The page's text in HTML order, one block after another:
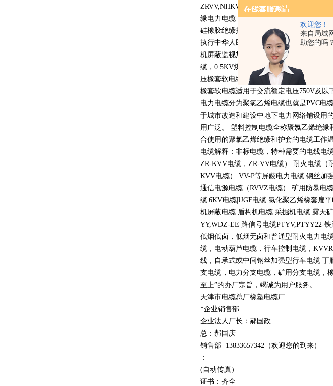
欢迎您！
来自局域
助您的吗
ZRVV,NHKVV阻燃耐火电力电缆，
缘电力电缆，VV22低压交联聚乙烯绝缘电
硅橡胶绝缘控制电缆，VV聚氯乙烯、YJV
执行中华人民共和国煤炭行业标准MT818-
机屏蔽监视加强型软电缆，3.3KV
缆， 0.5KV煤矿用电钻电缆，煤矿用移动
压橡套软电缆和750V 通用橡套软电缆。高
橡套软电缆适用于交流额定电压750V及以
电力电缆分为聚氯乙烯电缆也就是PVC电
于城市改造和建设中地下电力网络铺设用
用广泛。 塑料控制电缆全称聚氯乙烯绝缘
合使用的聚氯乙烯绝缘和护套的电缆工作
电缆解释：非标电缆，特种需要的电线电
ZR-KVV电缆， ZR-VV电缆） 耐火电缆（
KVV电缆） VV-P等屏蔽电力电缆 钢丝加
通信电源电缆（RVVZ电缆） 矿用防暴电
缆 |6KV电缆 |UGF电缆 氯化聚乙烯橡套扁
机屏蔽电缆 盾构机电缆 采掘机电缆 露天
YY,WDZ-EE 路信号电缆PTYV,PTYY22-铁
低烟低卤，低烟无卤和普通型耐火电力电
缆，电动葫芦电缆，行车控制电缆，
线，自承式或中间钢丝加强型行车电缆 丁
支电缆，电力分支电缆，矿用分支电缆，
至上”的办厂宗旨，竭诚为用户服务。
天津市电缆总厂橡塑电缆厂
*企业销售部
企业法人厂长：郝国政
总：郝国庆
销售部 13833657342 （欢迎您的到来）
：
(自动传真）
证书：齐全